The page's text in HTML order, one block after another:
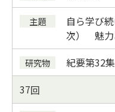
自ら学び
次） 魅力
紀要第32集
37